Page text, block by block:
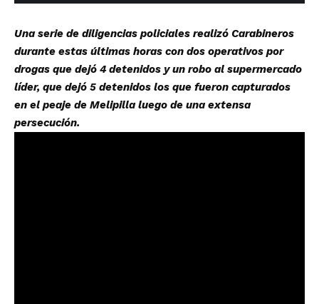
Una serie de diligencias policiales realizó Carabineros
durante estas últimas horas con dos operativos por
drogas que dejó 4 detenidos y un robo al supermercado
líder, que dejó 5 detenidos los que fueron capturados
en el peaje de Melipilla luego de una extensa
persecución.